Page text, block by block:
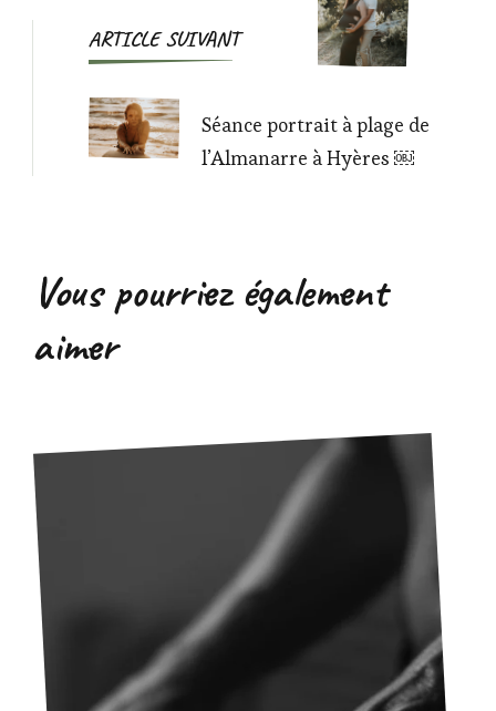
ARTICLE SUIVANT
Séance portrait à plage de
l’Almanarre à Hyères ￼
Vous pourriez également
aimer